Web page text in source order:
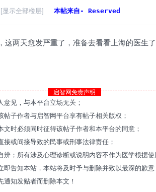
[显示全部楼层] 本帖来自- Reserved
这两天愈发严重了，准备去看看上海的医生
启智网免责声明
见，与本平台立场无关；
子作者与启智网平台享有帖子相关版权；
时必须同时征得该帖子作者和本平台的同意；
或间接导致的民事或刑事法律责任；
；所有涉及心理诊断或说明内容不作为医学根据使
告知本站，本站将及时予与删除并致以最深的歉意
知发贴者而删除本文！